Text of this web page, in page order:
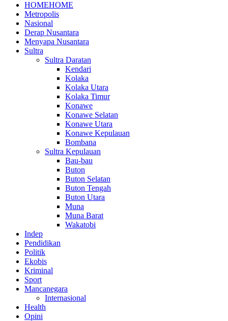
HOMEHOME
Metropolis
Nasional
Derap Nusantara
Menyapa Nusantara
Sultra
Sultra Daratan
Kendari
Kolaka
Kolaka Utara
Kolaka Timur
Konawe
Konawe Selatan
Konawe Utara
Konawe Kepulauan
Bombana
Sultra Kepulauan
Bau-bau
Buton
Buton Selatan
Buton Tengah
Buton Utara
Muna
Muna Barat
Wakatobi
Indep
Pendidikan
Politik
Ekobis
Kriminal
Sport
Mancanegara
Internasional
Health
Opini